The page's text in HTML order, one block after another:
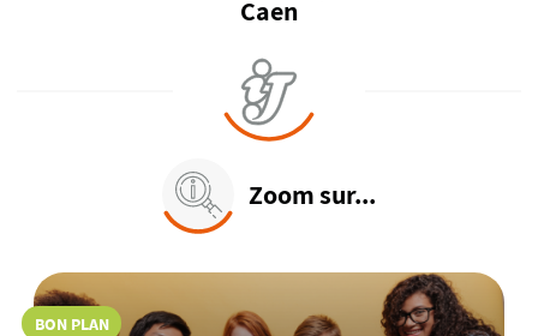
Caen
Zoom sur...
BON PLAN